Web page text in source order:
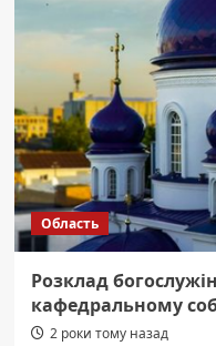
ДТП
травмувалися
троє
людей,
один
них
12-
річний
хлопчик
Область
Розклад
кафедральному
2 роки тому назад